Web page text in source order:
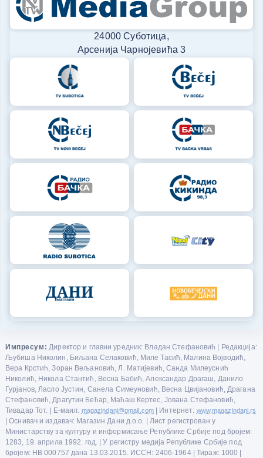
24000 Суботица,
Арсенија Чарнојевића 3
Импресум: Директор и главни уредник: Владан Стефановић | Редакција:
Љубиша Николин, Биљана Селаковић, Миле Тасић, Малина Војводић,
Вера Крстић, Зоран Вељановић, Л. Матијевић, Санда Милеуснић
Николић, Никола Стантић, Весна Бабић, Александар Драгаш, Данило
Гурјанов, Ласло Јустин, Санела Симеуновић, Весна Цвијановић, Драгана
Стефановић, Драгутин Бећар, Маћаш Кертес, Јована Стефановић,
Тивадар Тот. | Е-маил: magazindani@gmail.com | Интернет: www.magazindani.rs
| Оснивач и издавач: Магазин Дани д.о.о. | Лист регистрован у
Министарству за културу и информисање Републике Србије под бројем:
1283, 19. априла 1992. год. | У регистру медија Републике Србије под
бројем: НВ 000757 дана 13.03.2015. ИССН: 2406-1964 | Тираж: 1000 |